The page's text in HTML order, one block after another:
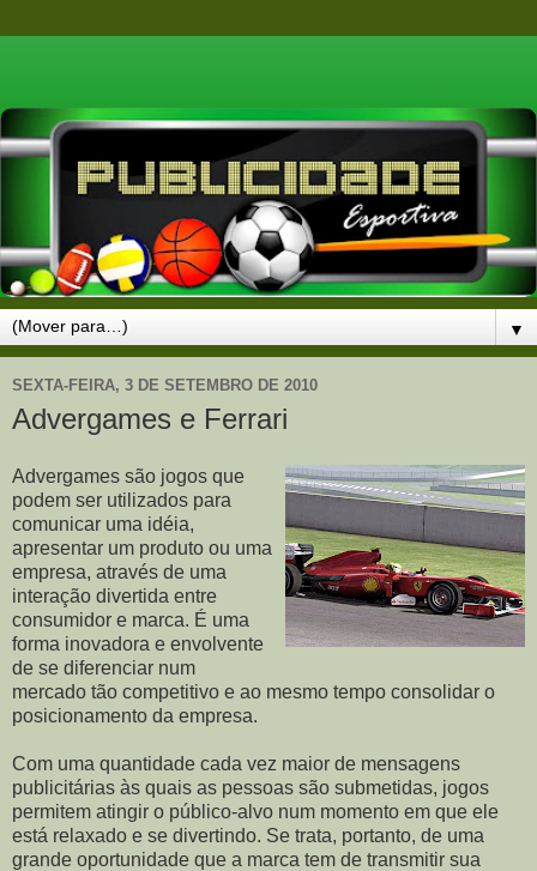
▼
SEXTA-FEIRA, 3 DE SETEMBRO DE 2010
Advergames e Ferrari
Advergames são jogos que
podem ser utilizados para
comunicar uma idéia,
apresentar um produto ou uma
empresa, através de uma
interação divertida entre
consumidor e marca. É uma
forma inovadora e envolvente
de se diferenciar num
mercado tão competitivo e ao mesmo tempo consolidar o
posicionamento da empresa.
Com uma quantidade cada vez maior de mensagens
publicitárias às quais as pessoas são submetidas, jogos
permitem atingir o público-alvo num momento em que ele
está relaxado e se divertindo. Se trata, portanto, de uma
grande oportunidade que a marca tem de transmitir sua